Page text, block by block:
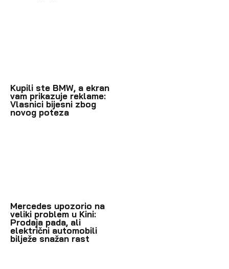
Kupili ste BMW, a ekran
vam prikazuje reklame:
Vlasnici bijesni zbog
novog poteza
Mercedes upozorio na
veliki problem u Kini:
Prodaja pada, ali
električni automobili
bilježe snažan rast